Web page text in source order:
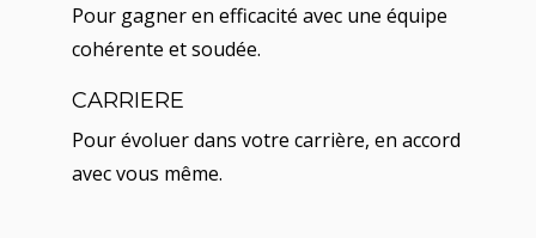
Pour gagner en efficacité avec une équipe
cohérente et soudée.
CARRIERE
Pour évoluer dans votre carrière, en accord
avec vous même.